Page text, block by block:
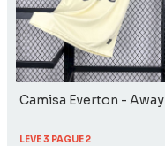
Camisa Everton - Away
LEVE 3 PAGUE 2